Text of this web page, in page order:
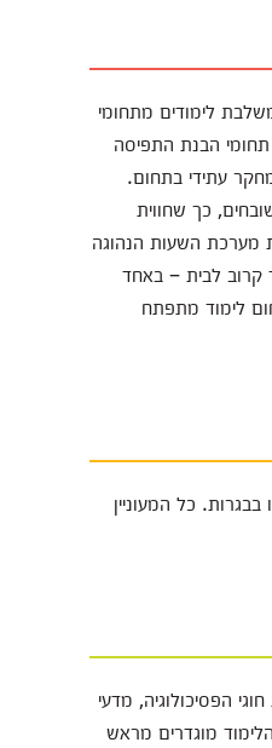
לימודים מתחומי
תחומי הבנת התפיסה
עתידי בתחום.
כך שחווית
מערכת השעות הנהוגה
קרוב לבית – באחד
לימוד מתפתח
כל המעוניין
הפסיכולוגיה, מדעי
3-4 שנות לימוד, בהן קורסי הלימוד מוגדרים מראש